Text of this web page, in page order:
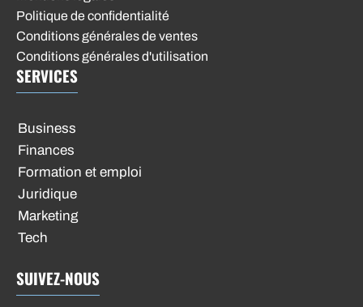
Politique de confidentialité
Conditions générales de ventes
Conditions générales d'utilisation
SERVICES
Business
Finances
Formation et emploi
Juridique
Marketing
Tech
SUIVEZ-NOUS